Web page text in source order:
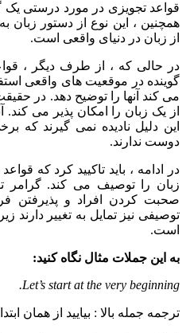
قواعد تجویزی در مورد درستی
همچنین ، این نوع از دستور زبان
از زبان در دنیای واقعی است.
در حالی که ، از طرف دیگر ،
گوینده در موقعیت های واقعی
می کند آنها را توضیح دهد. در
از یک زبان را امکان پذیر می
این دلیل نادیده نمی گیرند که
دوست ندارند.
در ادامه ، باید تاکیید کرد که
زبان را توصیف می کند. گرامر
صحبت کردن افراد و پذیرفتن
توصیفی نیز تمایل به تغییر دارند
است.
به این جملات مثال نگاه کنید:
Let’s start at the very beginning.
ترجمه جمله بالا : بیایید از همان